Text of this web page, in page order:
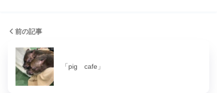
前の記事
「pig cafe」